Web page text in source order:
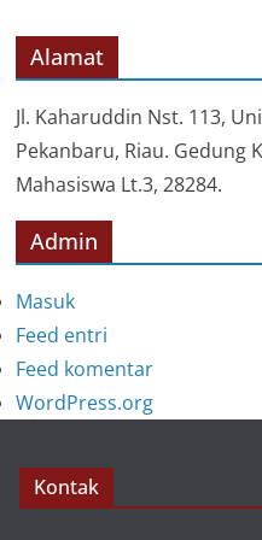
r
i
Alamat
Jl. Kaharuddin Nst. 113,
Pekanbaru, Riau. Gedung
Mahasiswa Lt.3, 28284.
Admin
Masuk
Feed entri
Feed komentar
WordPress.org
Kontak